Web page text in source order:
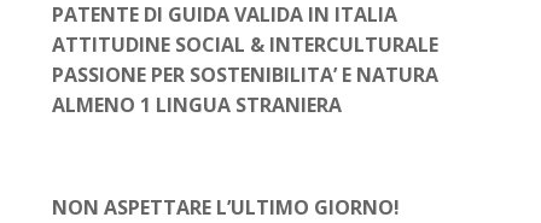
PATENTE DI GUIDA VALIDA IN ITALIA
ATTITUDINE SOCIAL & INTERCULTURALE
PASSIONE PER SOSTENIBILITA’ E NATURA
ALMENO 1 LINGUA STRANIERA
NON ASPETTARE L’ULTIMO GIORNO!